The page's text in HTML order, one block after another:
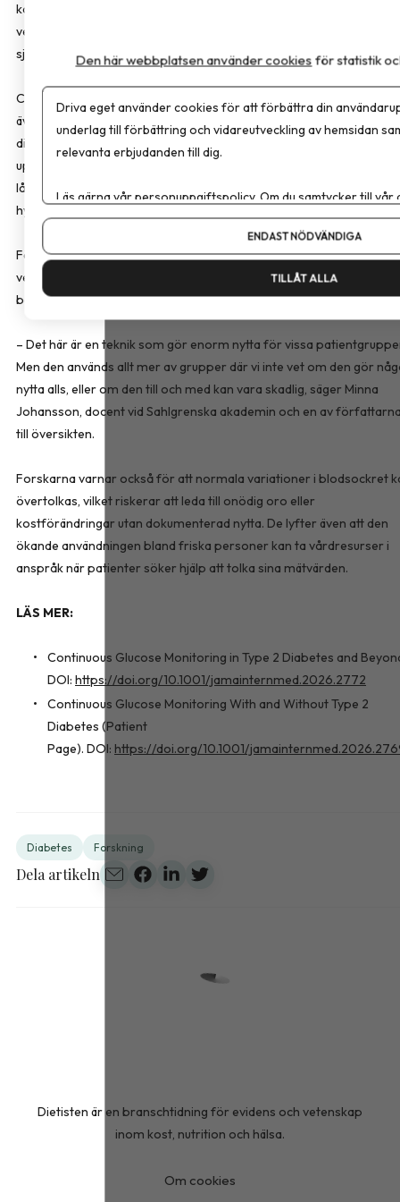
kontinuerliga blodsockermätare (CGM). Enligt forskarna saknas
vetenskapligt stöd för att tekniken förbättrar hälsan eller
sjukdom hos personer utan diabetes.
CGM utvecklades för personer med typ 1-diabetes och används i
även av många med typ 2-diabetes. För personer med typ 2-
diabetes kan tekniken underlätta behandlingen, minska behovet av
upprepade fingerstick och ge en mindre förbättring av
långtidsblodsockret, särskilt hos personer med ökad risk för
hypoglykemi.
För personer utan diabetes fann forskarna däremot inget
vetenskapligt stöd för att kontinuerlig blodsockermätning leder till
bättre hälsa eller förebygger sjukdom.
– Det här är en teknik som gör enorm nytta för vissa
Men den används allt mer av grupper där vi inte vet om den gör
nytta alls, eller om den till och med kan vara skadlig, säger Minna
Johansson, docent vid Sahlgrenska akademin och en av
till översikten.
Forskarna varnar också för att normala variationer i blodsockret
övertolkas, vilket riskerar att leda till onödig oro eller
kostförändringar utan dokumenterad nytta. De lyfter även att den
ökande användningen bland friska personer kan ta vårdresurser i
anspråk när patienter söker hjälp att tolka sina mätvärden.
LÄS MER:
Continuous Glucose Monitoring in Type 2 Diabetes and
DOI: https://doi.org/10.1001/jamainternmed.2026.2772
Continuous Glucose Monitoring With and Without Type 2
Diabetes (Patient
Page). DOI: https://doi.org/10.1001/
Diabetes Forskning
Dela artikeln
Dietisten är en branschtidning för evidens och vetenskap
inom kost, nutrition och hälsa.
Om cookies
Den här webbplatsen använder cookies för statistik
Driva eget använder cookies för att förbättra din
underlag till förbättring och vidareutveckling av hemsidan
relevanta erbjudanden till dig.
Läs gärna vårpersonuppgiftspolicy. Om du samtycker till vår
Om du vill ändra ditt val i efterhand hittar du den möjligheten
ENDAST NÖDVÄNDIGA
TILLÅT ALLA